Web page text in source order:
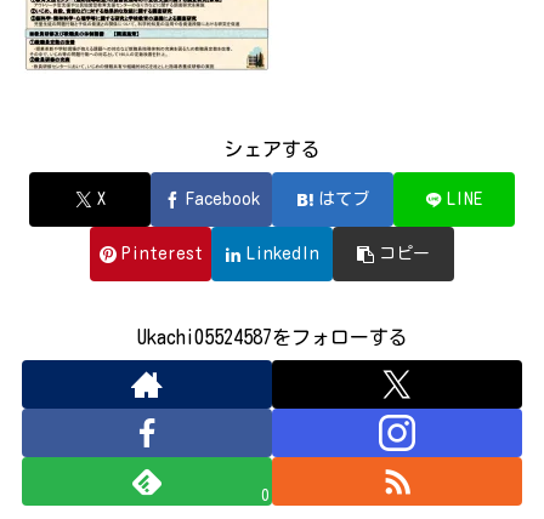
シェアする
X Facebook はてブ LINE
Pinterest LinkedIn コピー
Ukachi05524587をフォローする
0